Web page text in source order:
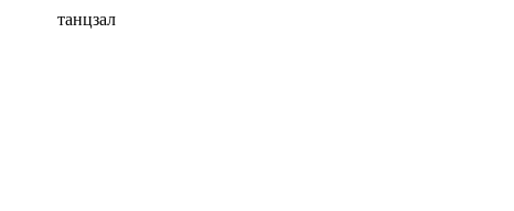
танцзал